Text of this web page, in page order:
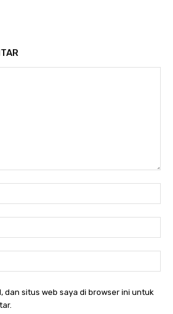
dan situs web saya di browser ini untuk